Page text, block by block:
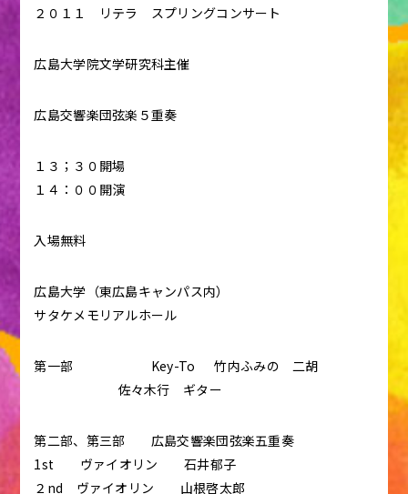
２０１１ リテラ スプリングコンサート
広島大学院文学研究科主催
広島交響楽団弦楽５重奏
１３；３０開場
１４：００開演
入場無料
広島大学（東広島キャンパス内）
サタケメモリアルホール
第一部 Key-To 竹内ふみの 二胡
佐々木行 ギター
第二部、第三部 広島交響楽団弦楽五重奏
1st ヴァイオリン 石井郁子
２nd ヴァイオリン 山根啓太郎